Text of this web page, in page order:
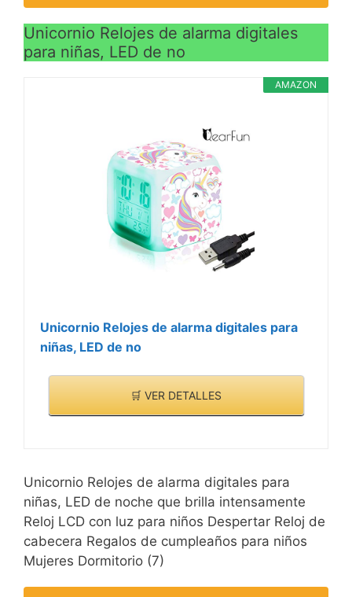
Unicornio Relojes de alarma digitales
para niñas, LED de no
AMAZON
Unicornio Relojes de alarma digitales para
niñas, LED de no
🛒 VER DETALLES
Unicornio Relojes de alarma digitales para
niñas, LED de noche que brilla intensamente
Reloj LCD con luz para niños Despertar Reloj de
cabecera Regalos de cumpleaños para niños
Mujeres Dormitorio (7)